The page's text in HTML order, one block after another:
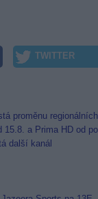
TWITTER
proměnu
15.8. a Prima HD od
další kanál